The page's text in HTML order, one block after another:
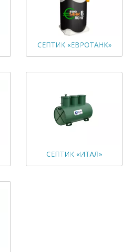
СЕПТИК «ЕВРОТАНК»
СЕПТИК «ИТАЛ»